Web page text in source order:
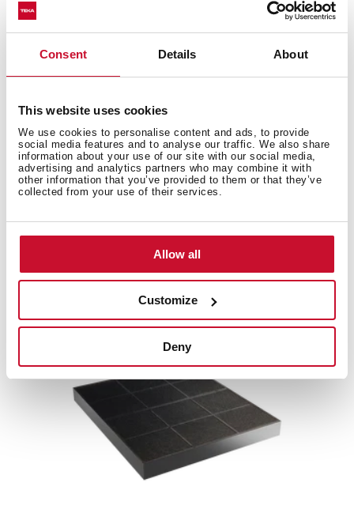
Consent Details About
This website uses cookies
We use cookies to personalise content and ads, to provide
social media features and to analyse our traffic. We also share
information about your use of our site with our social media,
advertising and analytics partners who may combine it with
other information that you’ve provided to them or that they’ve
collected from your use of their services.
Allow all
Customize
Deny
Mohlo by se vám líbit
Produktový list
Snímky s vysokým rozlišením
Související produkty